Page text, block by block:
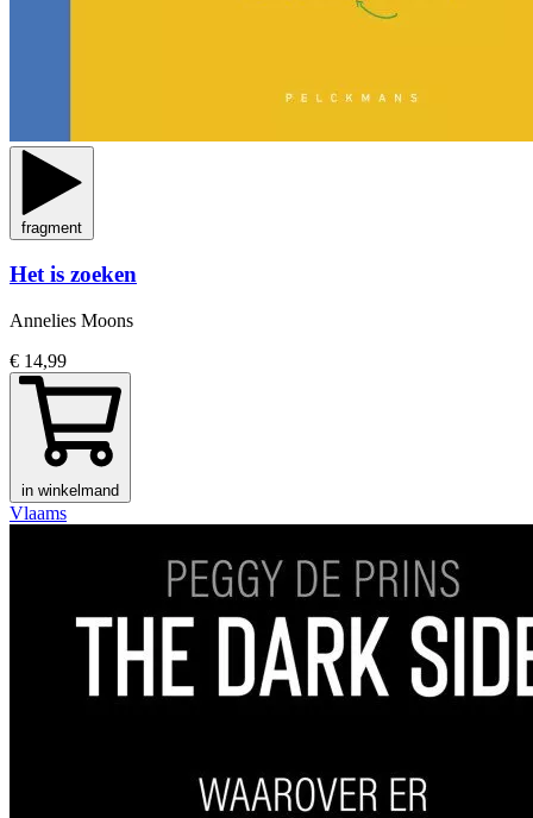
fragment
Het is zoeken
Annelies Moons
€ 14,99
in winkelmand
Vlaams